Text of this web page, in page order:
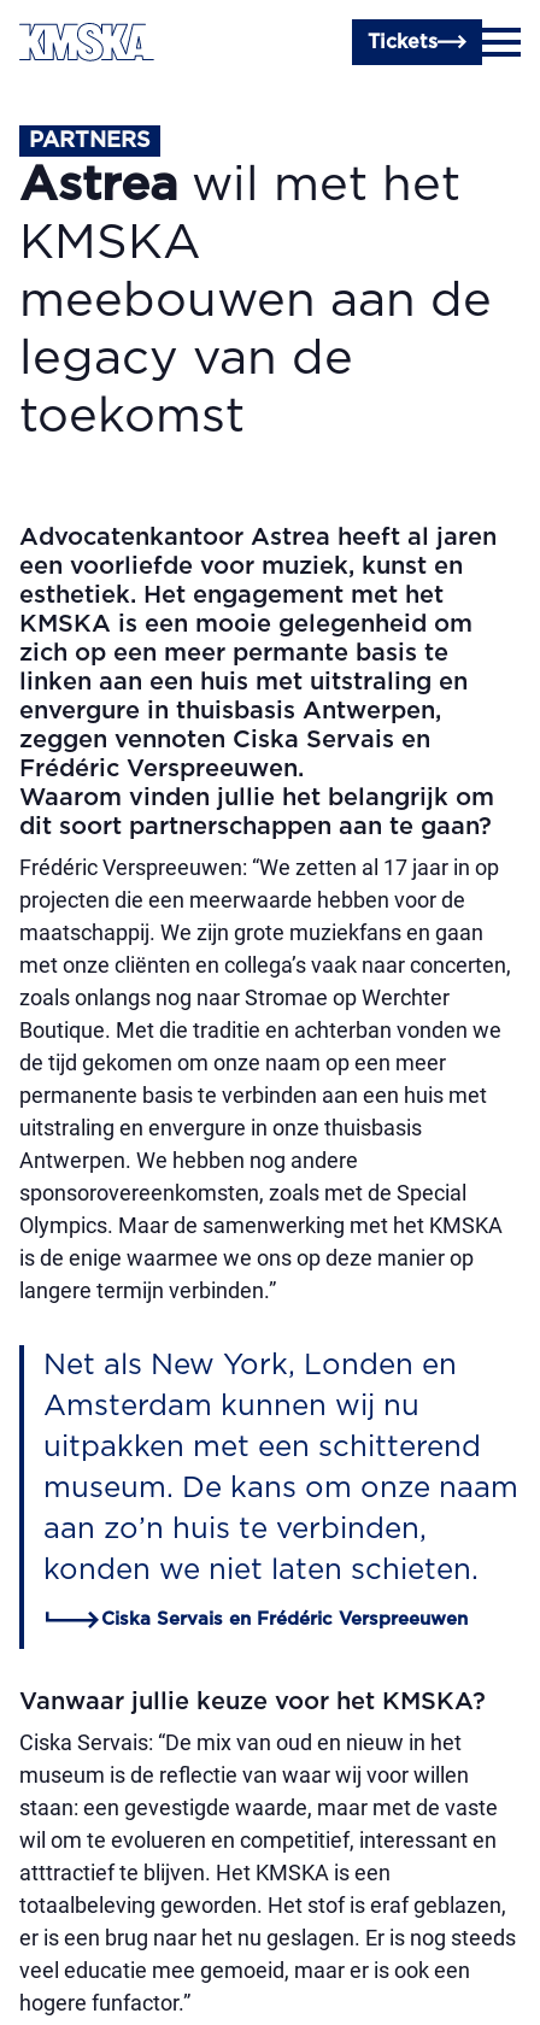
Ga naar hoofdinhoud
Tickets
PARTNERS
Astrea wil met het
KMSKA
meebouwen aan de
legacy van de
toekomst
Advocatenkantoor Astrea heeft al jaren
een voorliefde voor muziek, kunst en
esthetiek. Het engagement met het
KMSKA is een mooie gelegenheid om
zich op een meer permante basis te
linken aan een huis met uitstraling en
envergure in thuisbasis Antwerpen,
zeggen vennoten Ciska Servais en
Frédéric Verspreeuwen.
Waarom vinden jullie het belangrijk om
dit soort partnerschappen aan te gaan?
Frédéric Verspreeuwen: “We zetten al 17 jaar in op
projecten die een meerwaarde hebben voor de
maatschappij. We zijn grote muziekfans en gaan
met onze cliënten en collega’s vaak naar concerten,
zoals onlangs nog naar Stromae op Werchter
Boutique. Met die traditie en achterban vonden we
de tijd gekomen om onze naam op een meer
permanente basis te verbinden aan een huis met
uitstraling en envergure in onze thuisbasis
Antwerpen. We hebben nog andere
sponsorovereenkomsten, zoals met de Special
Olympics. Maar de samenwerking met het KMSKA
is de enige waarmee we ons op deze manier op
langere termijn verbinden.”
Net als New York, Londen en
Amsterdam kunnen wij nu
uitpakken met een schitterend
museum. De kans om onze naam
aan zo’n huis te verbinden,
konden we niet laten schieten.
Ciska Servais en Frédéric Verspreeuwen
Vanwaar jullie keuze voor het KMSKA?
Ciska Servais: “De mix van oud en nieuw in het
museum is de reflectie van waar wij voor willen
staan: een gevestigde waarde, maar met de vaste
wil om te evolueren en competitief, interessant en
atttractief te blijven. Het KMSKA is een
totaalbeleving geworden. Het stof is eraf geblazen,
er is een brug naar het nu geslagen. Er is nog steeds
veel educatie mee gemoeid, maar er is ook een
hogere funfactor.”